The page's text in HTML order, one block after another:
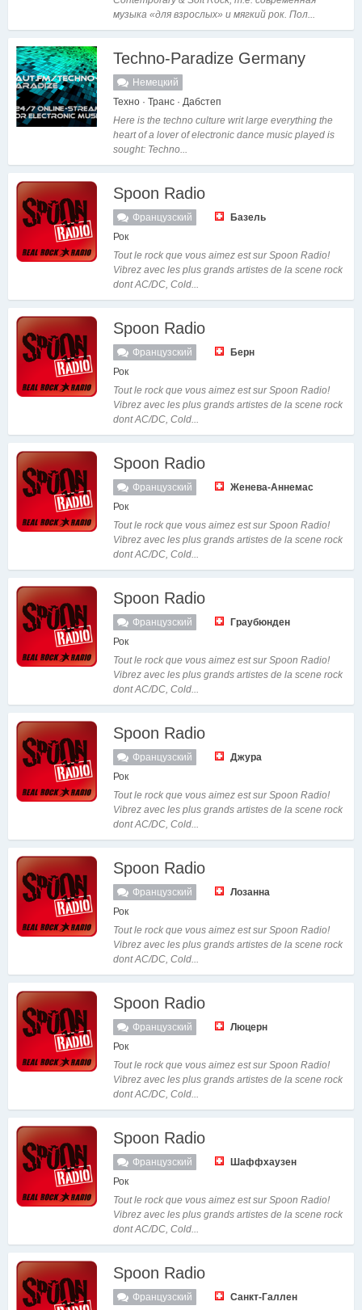
музыка «для взрослых» и мягкий рок. Пол...
Techno-Paradize Germany
Немецкий
Техно · Транс · Дабстеп
Here is the techno culture writ large everything the
heart of a lover of electronic dance music played is
sought: Techno...
Spoon Radio
Французский
Базель
Рок
Tout le rock que vous aimez est sur Spoon Radio!
Vibrez avec les plus grands artistes de la scene rock
dont AC/DC, Cold...
Spoon Radio
Французский
Берн
Рок
Tout le rock que vous aimez est sur Spoon Radio!
Vibrez avec les plus grands artistes de la scene rock
dont AC/DC, Cold...
Spoon Radio
Французский
Женева-Аннемас
Рок
Tout le rock que vous aimez est sur Spoon Radio!
Vibrez avec les plus grands artistes de la scene rock
dont AC/DC, Cold...
Spoon Radio
Французский
Граубюнден
Рок
Tout le rock que vous aimez est sur Spoon Radio!
Vibrez avec les plus grands artistes de la scene rock
dont AC/DC, Cold...
Spoon Radio
Французский
Джура
Рок
Tout le rock que vous aimez est sur Spoon Radio!
Vibrez avec les plus grands artistes de la scene rock
dont AC/DC, Cold...
Spoon Radio
Французский
Лозанна
Рок
Tout le rock que vous aimez est sur Spoon Radio!
Vibrez avec les plus grands artistes de la scene rock
dont AC/DC, Cold...
Spoon Radio
Французский
Люцерн
Рок
Tout le rock que vous aimez est sur Spoon Radio!
Vibrez avec les plus grands artistes de la scene rock
dont AC/DC, Cold...
Spoon Radio
Французский
Шаффхаузен
Рок
Tout le rock que vous aimez est sur Spoon Radio!
Vibrez avec les plus grands artistes de la scene rock
dont AC/DC, Cold...
Spoon Radio
Французский
Санкт-Галлен